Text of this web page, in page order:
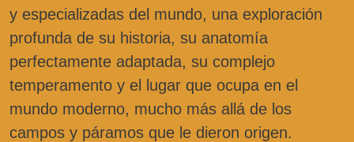
y especializadas del mundo, una exploración
profunda de su historia, su anatomía
perfectamente adaptada, su complejo
temperamento y el lugar que ocupa en el
mundo moderno, mucho más allá de los
campos y páramos que le dieron origen.